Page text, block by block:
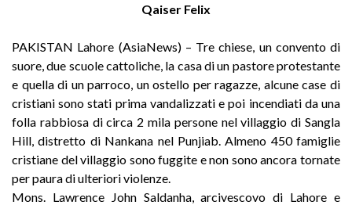
Qaiser Felix
PAKISTAN Lahore (AsiaNews) – Tre chiese, un convento di
suore, due scuole cattoliche, la casa di un pastore protestante
e quella di un parroco, un ostello per ragazze, alcune case di
cristiani sono stati prima vandalizzati e poi incendiati da una
folla rabbiosa di circa 2 mila persone nel villaggio di Sangla
Hill, distretto di Nankana nel Punjiab. Almeno 450 famiglie
cristiane del villaggio sono fuggite e non sono ancora tornate
per paura di ulteriori violenze.
Mons. Lawrence John Saldanha, arcivescovo di Lahore e